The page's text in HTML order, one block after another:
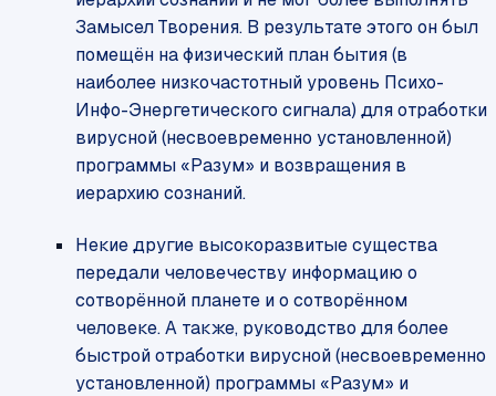
Замысел Творения. В результате этого он был
помещён на физический план бытия (в
наиболее низкочастотный уровень Психо-
Инфо-Энергетического сигнала) для отработки
вирусной (несвоевременно установленной)
программы «Разум» и возвращения в
иерархию сознаний.
Некие другие высокоразвитые существа
передали человечеству информацию о
сотворённой планете и о сотворённом
человеке. А также, руководство для более
быстрой отработки вирусной (несвоевременно
установленной) программы «Разум» и